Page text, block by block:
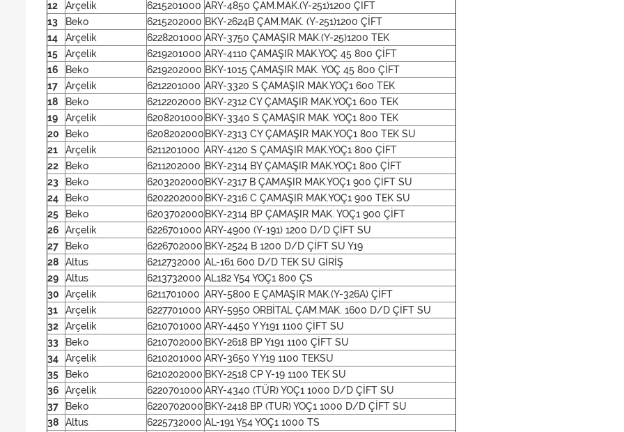
12
Arçelik 6215201000 ARY-4850 ÇAM.MAK.(Y-251)1200 ÇİFT
13
Beko 6215202000 BKY-2624B ÇAM.MAK. (Y-251)1200 ÇİFT
14
Arçelik 6228201000 ARY-3750 ÇAMAŞIR MAK.(Y-25)1200 TEK
15
Arçelik 6219201000 ARY-4110 ÇAMAŞIR MAK.YOÇ 45 800 ÇİFT
16
Beko 6219202000 BKY-1015 ÇAMAŞIR MAK. YOÇ 45 800 ÇİFT
17
Arçelik 6212201000 ARY-3320 S ÇAMAŞIR MAK.YOÇ1 600 TEK
18
Beko 6212202000 BKY-2312 CY ÇAMAŞIR MAK.YOÇ1 600 TEK
19
Arçelik 6208201000 BKY-3340 S ÇAMAŞIR MAK. YOÇ1 800 TEK
20
Beko 6208202000 BKY-2313 CY ÇAMAŞIR MAK.YOÇ1 800 TEK SU
21
Arçelik 6211201000 ARY-4120 S ÇAMAŞIR MAK.YOÇ1 800 ÇİFT
22
Beko 6211202000 BKY-2314 BY ÇAMAŞIR MAK.YOÇ1 800 ÇİFT
23
Beko 6203202000 BKY-2317 B ÇAMAŞIR MAK.YOÇ1 900 ÇİFT SU
24
Beko 6202202000 BKY-2316 C ÇAMAŞIR MAK.YOÇ1 900 TEK SU
25
Beko 6203702000 BKY-2314 BP ÇAMAŞIR MAK. YOÇ1 900 ÇİFT
26
Arçelik 6226701000 ARY-4900 (Y-191) 1200 D/D ÇİFT SU
27
Beko 6226702000 BKY-2524 B 1200 D/D ÇİFT SU Y19
28
Altus 6212732000 AL-161 600 D/D TEK SU GİRİŞ
29
Altus 6213732000 AL182 Y54 YOÇ1 800 ÇS
30
Arçelik 6211701000 ARY-5800 E ÇAMAŞIR MAK.(Y-326A) ÇİFT
31
Arçelik 6227701000 ARY-5950 ORBİTAL ÇAM.MAK. 1600 D/D ÇİFT SU
32
Arçelik 6210701000 ARY-4450 Y Y191 1100 ÇİFT SU
33
Beko 6210702000 BKY-2618 BP Y191 1100 ÇİFT SU
34
Arçelik 6210201000 ARY-3650 Y Y19 1100 TEKSU
35
Beko 6210202000 BKY-2518 CP Y-19 1100 TEK SU
36
Arçelik 6220701000 ARY-4340 (TÜR) YOÇ1 1000 D/D ÇİFT SU
37
Beko 6220702000 BKY-2418 BP (TUR) YOÇ1 1000 D/D ÇİFT SU
38
Altus 6225732000 AL-191 Y54 YOÇ1 1000 TS